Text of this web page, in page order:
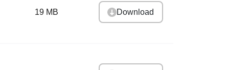
19 MB Download